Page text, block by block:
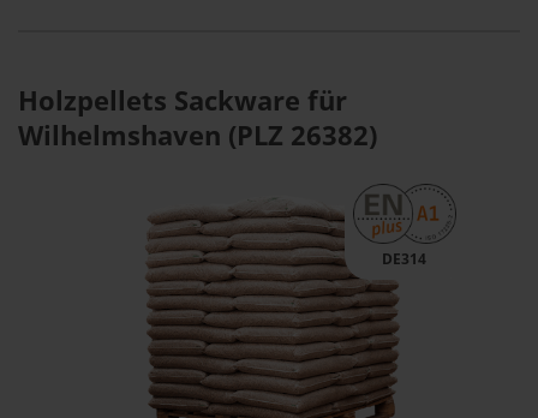
Holzpellets Sackware für
Wilhelmshaven (PLZ 26382)
DE314